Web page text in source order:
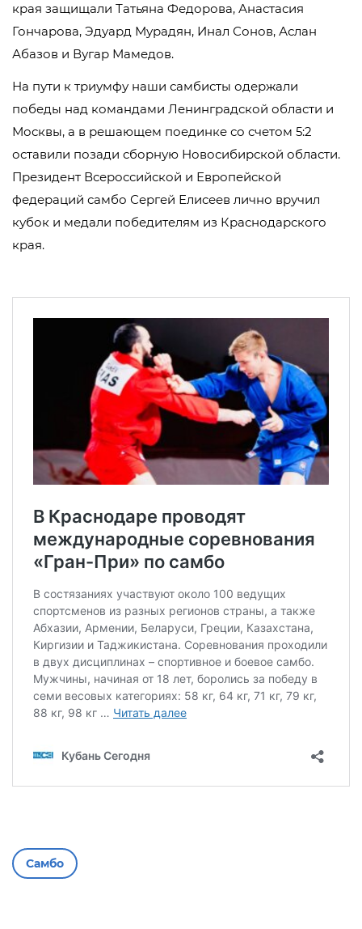
края защищали Татьяна Федорова, Анастасия
Гончарова, Эдуард Мурадян, Инал Сонов, Аслан
Абазов и Вугар Мамедов.
На пути к триумфу наши самбисты одержали
победы над командами Ленинградской области и
Москвы, а в решающем поединке со счетом 5:2
оставили позади сборную Новосибирской области.
Президент Всероссийской и Европейской
федераций самбо Сергей Елисеев лично вручил
кубок и медали победителям из Краснодарского
края.
Самбо